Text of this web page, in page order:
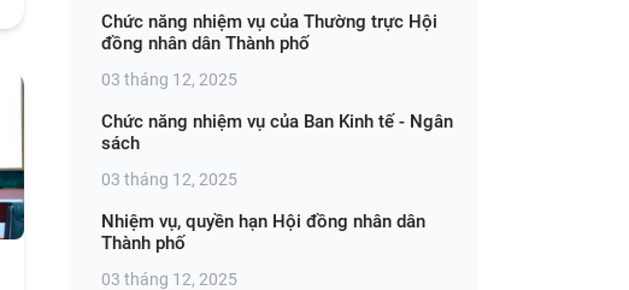
Chức năng nhiệm vụ của Thường trực Hội
đồng nhân dân Thành phố
03 tháng 12, 2025
Chức năng nhiệm vụ của Ban Kinh tế - Ngân
sách
03 tháng 12, 2025
Nhiệm vụ, quyền hạn Hội đồng nhân dân
Thành phố
03 tháng 12, 2025